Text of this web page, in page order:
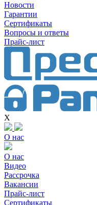
Новости
Гарантии
Сертификаты
Вопросы и ответы
Прайс-лист
X
О нас
О нас
Видео
Рассрочка
Вакансии
Прайс-лист
Сертификаты